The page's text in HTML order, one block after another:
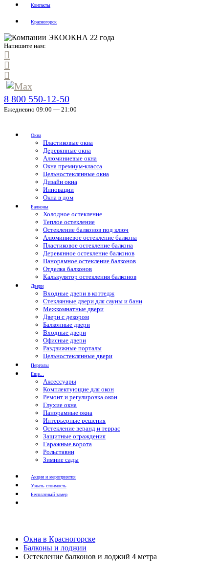
Контакты
Красногорск
Напишите нам:
8 800 550-12-50
Ежедневно 09:00 — 21:00
Окна
Пластиковые окна
Деревянные окна
Алюминиевые окна
Окна премиум-класса
Цельностеклянные окна
Дизайн окна
Инновации
Окна в дом
Балконы
Холодное остекление
Теплое остекление
Остекление балконов под ключ
Алюминиевое остекление балкона
Пластиковое остекление балкона
Деревянное остекление балконов
Панорамное остекление балконов
Отделка балконов
Калькулятор остекления балконов
Двери
Входные двери в коттедж
Стеклянные двери для сауны и бани
Межкомнатные двери
Двери с декором
Балконные двери
Входные двери
Офисные двери
Раздвижные порталы
Цельностеклянные двери
Перголы
Еще...
Аксессуары
Комплектующие для окон
Ремонт и регулировка окон
Глухие окна
Панорамные окна
Интерьерные решения
Остекление веранд и террас
Защитные ограждения
Гаражные ворота
Рольставни
Зимние сады
Акции и мероприятия
Узнать стоимость
Бесплатный замер
Окна в Красногорске
Балконы и лоджии
Остекление балконов и лоджий 4 метра